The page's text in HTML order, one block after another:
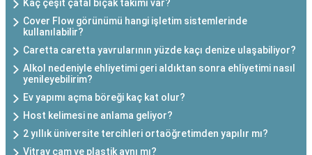
Kaç çeşit çatal bıçak takımı var?
Cover Flow görünümü hangi işletim sistemlerinde
kullanılabilir?
Caretta caretta yavrularının yüzde kaçı denize ulaşabiliyor?
Alkol nedeniyle ehliyetimi geri aldıktan sonra ehliyetimi nasıl
yenileyebilirim?
Ev yapımı açma böreği kaç kat olur?
Host kelimesi ne anlama geliyor?
2 yıllık üniversite tercihleri ortaöğretimden yapılır mı?
Vitray cam ve plastik aynı mı?